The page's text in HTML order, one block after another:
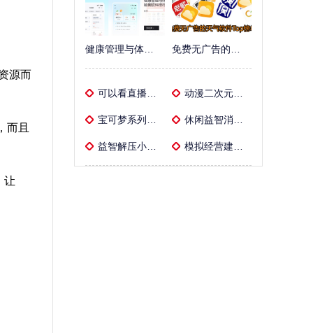
源而
而且
让
动漫二次元风格手游大全